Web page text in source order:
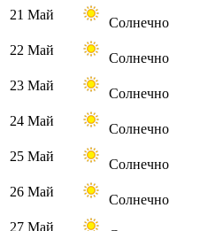
21 Май
Солнечно
22 Май
Солнечно
23 Май
Солнечно
24 Май
Солнечно
25 Май
Солнечно
26 Май
Солнечно
27 Май